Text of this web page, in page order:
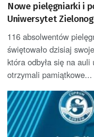
Nowe pielęgniarki i
Uniwersytet
116 absolwentów
świętowało dzisiaj
która odbyła się na
otrzymali pamiątkowe...